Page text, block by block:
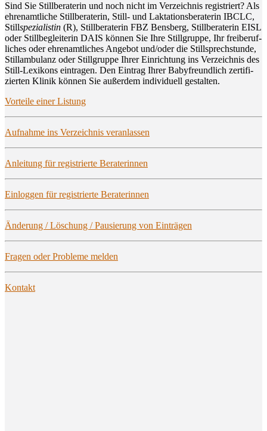
Sind Sie Still­be­ra­te­rin und noch nicht im Ver­zeich­nis regis­triert? Als
ehren­amt­li­che Still­be­ra­te­rin, Still- und Lak­ta­ti­ons­be­ra­te­rin IBCLC,
Stillspe­zia­lis­tin (R), Still­be­ra­te­rin FBZ Bens­berg, Still­be­ra­te­rin EISL
oder Still­be­glei­te­rin DAIS kön­nen Sie Ihre Still­grup­pe, Ihr frei­be­ruf­
li­ches oder ehren­amt­li­ches Ange­bot und/oder die Still­sprech­stun­de,
Still­am­bu­lanz oder Still­grup­pe Ihrer Ein­rich­tung ins Ver­zeich­nis des
Still-Lexi­kons ein­tra­gen. Den Ein­trag Ihrer Baby­freund­lich zer­ti­fi­
zier­ten Kli­nik kön­nen Sie außer­dem indi­vi­du­ell gestalten.
Vor­tei­le einer Listung
Auf­nah­me ins Ver­zeich­nis veranlassen
Anlei­tung für regis­trier­te Beraterinnen
Ein­log­gen für regis­trier­te Beraterinnen
Ände­rung / Löschung / Pau­sie­rung von Einträgen
Fra­gen oder Pro­ble­me melden
Kon­takt